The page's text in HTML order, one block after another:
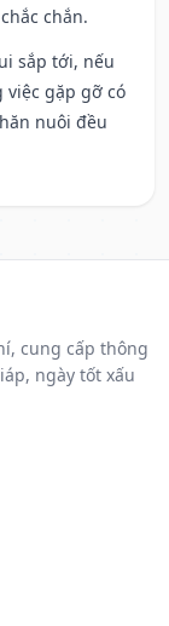
chắn.
sắp tới, nếu
gặp gỡ có
nuôi đều
cung cấp thông
ngày tốt xấu